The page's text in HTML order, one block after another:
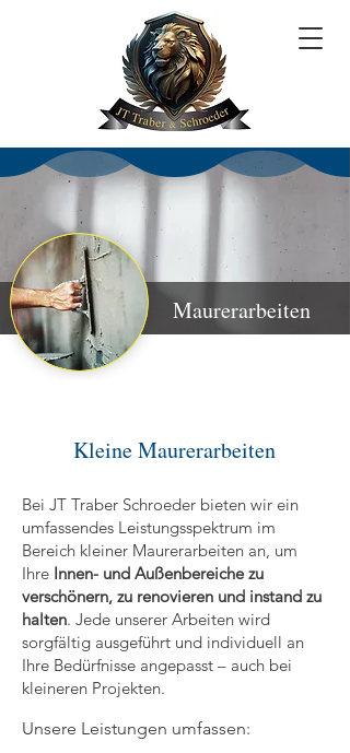
Maurerarbeiten
Kleine Maurerarbeiten
Bei JT Traber Schroeder bieten wir ein
umfassendes Leistungsspektrum im
Bereich kleiner Maurerarbeiten an, um
Ihre Innen- und Außenbereiche zu
verschönern, zu renovieren und instand zu
halten. Jede unserer Arbeiten wird
sorgfältig ausgeführt und individuell an
Ihre Bedürfnisse angepasst – auch bei
kleineren Projekten.
Unsere Leistungen umfassen: